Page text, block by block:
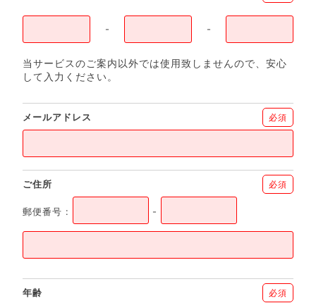
- -
当サービスのご案内以外では使用致しませんので、安心
して入力ください。
メールアドレス 必須
ご住所 必須
郵便番号 : -
年齢 必須